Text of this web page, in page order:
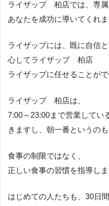
ライザップ 柏店では、専
あなたを成功に導いてくれま
ライザップには、既に自信
心してライザップ 柏店
ライザップに任せることが
ライザップ 柏店は、
7:00～23:00まで営業してい
きますし、朝一番というのも
食事の制限ではなく、
正しい食事の習慣を指導しま
はじめての人たちも、30日